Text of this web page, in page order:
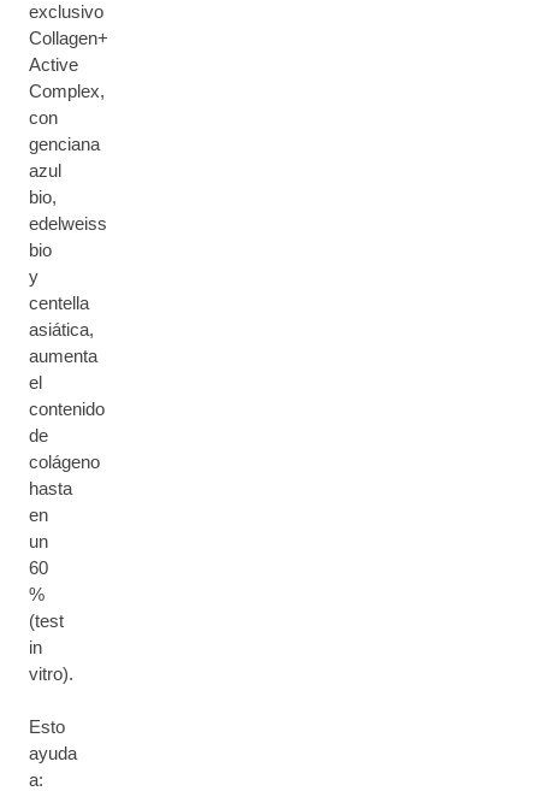
exclusivo
Collagen+
Active
Complex,
con
genciana
azul
bio,
edelweiss
bio
y
centella
asiática,
aumenta
el
contenido
de
colágeno
hasta
en
un
60
%
(test
in
vitro).
Esto
ayuda
a: